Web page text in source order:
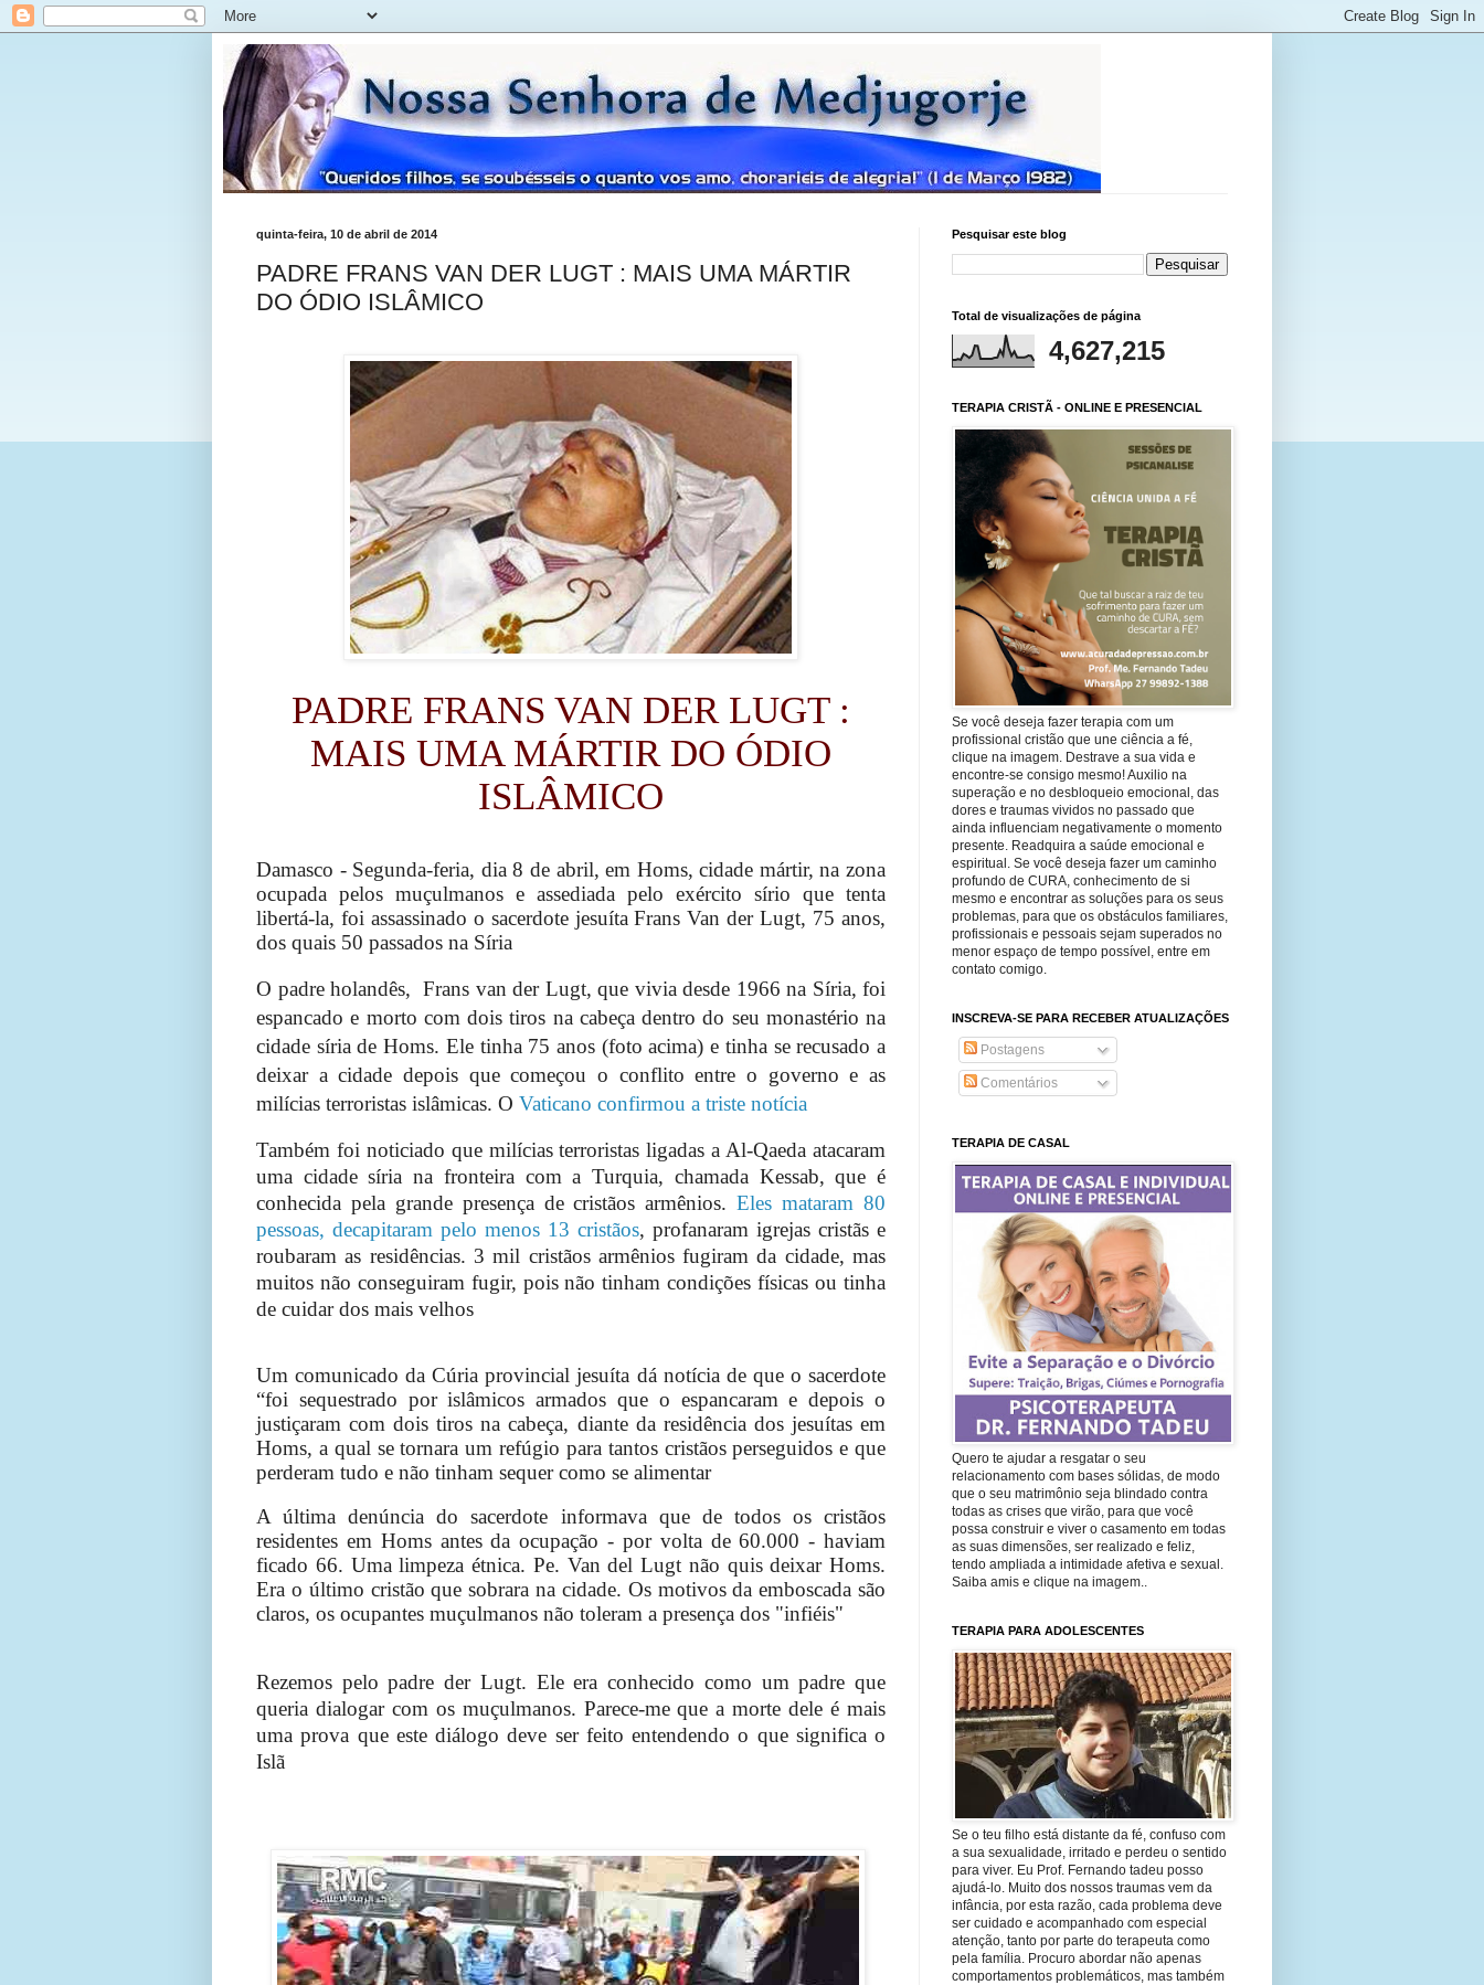
quinta-feira, 10 de abril de 2014
PADRE FRANS VAN DER LUGT : MAIS UMA MÁRTIR
DO ÓDIO ISLÂMICO
PADRE FRANS VAN DER LUGT :
MAIS UMA MÁRTIR DO ÓDIO
ISLÂMICO
Damasco - Segunda-feria, dia 8 de abril, em Homs, cidade mártir, na zona
ocupada pelos muçulmanos e assediada pelo exército sírio que tenta
libertá-la, foi assassinado o sacerdote jesuíta Frans Van der Lugt, 75 anos,
dos quais 50 passados na Síria
O padre holandês, Frans van der Lugt, que vivia desde 1966 na Síria, foi
espancado e morto com dois tiros na cabeça dentro do seu monastério na
cidade síria de Homs. Ele tinha 75 anos (foto acima) e tinha se recusado a
deixar a cidade depois que começou o conflito entre o governo e as
milícias terroristas islâmicas. O Vaticano confirmou a triste notícia
Também foi noticiado que milícias terroristas ligadas a Al-Qaeda atacaram
uma cidade síria na fronteira com a Turquia, chamada Kessab, que é
conhecida pela grande presença de cristãos armênios.Eles mataram 80
pessoas, decapitaram pelo menos 13 cristãos, profanaram igrejas cristãs e
roubaram as residências. 3 mil cristãos armênios fugiram da cidade, mas
muitos não conseguiram fugir, pois não tinham condições físicas ou tinha
de cuidar dos mais velhos
Um comunicado da Cúria provincial jesuíta dá notícia de que o sacerdote
“foi sequestrado por islâmicos armados que o espancaram e depois o
justiçaram com dois tiros na cabeça, diante da residência dos jesuítas em
Homs, a qual se tornara um refúgio para tantos cristãos perseguidos e que
perderam tudo e não tinham sequer como se alimentar
A última denúncia do sacerdote informava que de todos os cristãos
residentes em Homs antes da ocupação - por volta de 60.000 - haviam
ficado 66. Uma limpeza étnica. Pe. Van del Lugt não quis deixar Homs.
Era o último cristão que sobrara na cidade. Os motivos da emboscada são
claros, os ocupantes muçulmanos não toleram a presença dos "infiéis"
Rezemos pelo padre der Lugt. Ele era conhecido como um padre que
queria dialogar com os muçulmanos. Parece-me que a morte dele é mais
uma prova que este diálogo deve ser feito entendendo o que significa o
Islã
Pesquisar este blog
Total de visualizações de página
4,627,215
TERAPIA CRISTÃ - ONLINE E PRESENCIAL
Se você deseja fazer terapia com um
profissional cristão que une ciência a fé,
clique na imagem. Destrave a sua vida e
encontre-se consigo mesmo! Auxilio na
superação e no desbloqueio emocional, das
dores e traumas vividos no passado que
ainda influenciam negativamente o momento
presente. Readquira a saúde emocional e
espiritual. Se você deseja fazer um caminho
profundo de CURA, conhecimento de si
mesmo e encontrar as soluções para os seus
problemas, para que os obstáculos familiares,
profissionais e pessoais sejam superados no
menor espaço de tempo possível, entre em
contato comigo.
INSCREVA-SE PARA RECEBER ATUALIZAÇÕES
Postagens
Comentários
TERAPIA DE CASAL
Quero te ajudar a resgatar o seu
relacionamento com bases sólidas, de modo
que o seu matrimônio seja blindado contra
todas as crises que virão, para que você
possa construir e viver o casamento em todas
as suas dimensões, ser realizado e feliz,
tendo ampliada a intimidade afetiva e sexual.
Saiba amis e clique na imagem..
TERAPIA PARA ADOLESCENTES
Se o teu filho está distante da fé, confuso com
a sua sexualidade, irritado e perdeu o sentido
para viver. Eu Prof. Fernando tadeu posso
ajudá-lo. Muito dos nossos traumas vem da
infância, por esta razão, cada problema deve
ser cuidado e acompanhado com especial
atenção, tanto por parte do terapeuta como
pela família. Procuro abordar não apenas
comportamentos problemáticos, mas também